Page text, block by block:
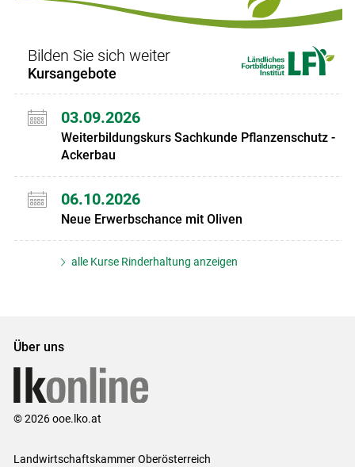
Bilden Sie sich weiter
Kursangebote
03.09.2026
Weiterbildungskurs Sachkunde Pflanzenschutz -
Ackerbau
06.10.2026
Neue Erwerbschance mit Oliven
alle Kurse Rinderhaltung anzeigen
Über uns
© 2026 ooe.lko.at
Landwirtschaftskammer Oberösterreich